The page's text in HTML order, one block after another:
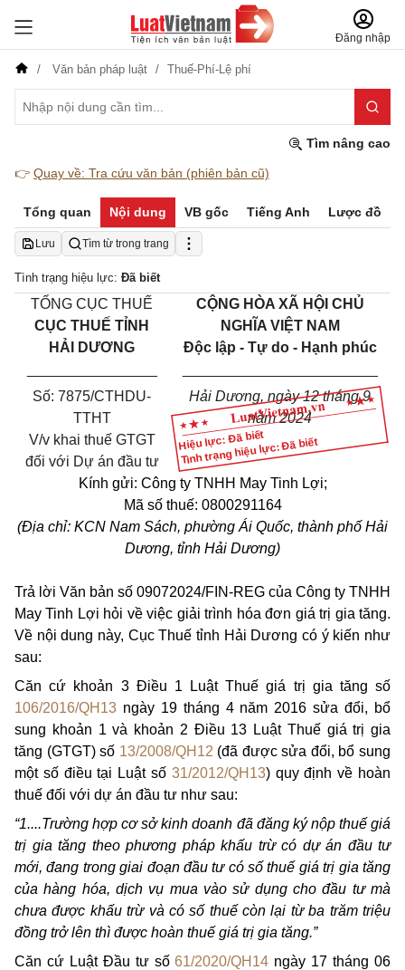
Đăng nhập
Văn bản pháp luật Thuế-Phí-Lệ phí
Tìm nâng cao
👉 Quay về: Tra cứu văn bản (phiên bản cũ)
Tổng quan Nội dung VB gốc Tiếng Anh Lược đồ
Lưu Tìm từ trong trang
Tình trạng hiệu lực: Đã biết
Hiệu lực: Đã biết
Tình trạng hiệu lực: Đã biết
TỔNG CỤC THUẾ
CỤC THUẾ TỈNH
HẢI DƯƠNG
CỘNG HÒA XÃ HỘI CHỦ
NGHĨA VIỆT NAM
Độc lập - Tự do - Hạnh phúc
Số: 7875/CTHDU-
TTHT
V/v khai thuế GTGT
đối với Dự án đầu tư
Hải Dương, ngày12tháng9
năm 2024
Kính gửi: Công ty TNHH May Tinh Lợi;
Mã số thuế: 0800291164
(Địa chỉ: KCN Nam Sách, phường Ái Quốc, thành phố Hải
Dương, tỉnh Hải Dương)
Trả lời Văn bản số 09072024/FIN-REG của Công ty TNHH
May Tinh Lợi hỏi về việc giải trình hóa đơn giá trị gia tăng.
Về nội dung này, Cục Thuế tỉnh Hải Dương có ý kiến như
sau:
Căn cứ khoản 3 Điều 1 Luật Thuế giá trị gia tăng số
106/2016/QH13 ngày 19 tháng 4 năm 2016 sửa đổi, bổ
sung khoản 1 và khoản 2 Điều 13 Luật Thuế giá trị gia
tăng (GTGT) số 13/2008/QH12 (đã được sửa đổi, bổ sung
một số điều tại Luật số 31/2012/QH13) quy định về hoàn
thuế đối với dự án đầu tư như sau:
“1....Trường hợp cơ sở kinh doanh đã đăng ký nộp thuế giá
trị gia tăng theo phương pháp khấu trừ có dự án đầu tư
mới, đang trong giai đoạn đầu tư có số thuế giá trị gia tăng
của hàng hóa, dịch vụ mua vào sử dụng cho đầu tư mà
chưa được khấu trừ và có số thuế còn lại từ ba trăm triệu
đồng trở lên thì được hoàn thuế giá trị gia tăng.”
Căn cứ Luật Đầu tư số61/2020/QH14 ngày 17 tháng 06